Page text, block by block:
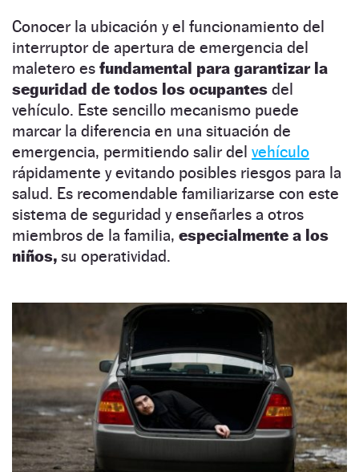
Conocer la ubicación y el funcionamiento del
interruptor de apertura de emergencia del
maletero es fundamental para garantizar la
seguridad de todos los ocupantes del
vehículo. Este sencillo mecanismo puede
marcar la diferencia en una situación de
emergencia, permitiendo salir del vehículo
rápidamente y evitando posibles riesgos para la
salud. Es recomendable familiarizarse con este
sistema de seguridad y enseñarles a otros
miembros de la familia, especialmente a los
niños, su operatividad.